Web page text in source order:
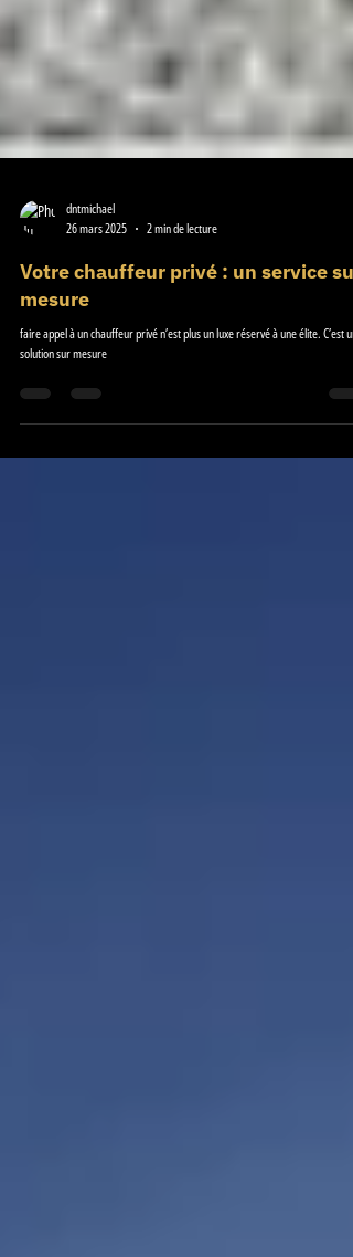
dntmichael
26 mars 2025
Votre chauffeur privé : un service sur
mesure
faire appel à un chauffeur privé n’est plus un luxe réservé à une élite. C’est une
solution sur mesure